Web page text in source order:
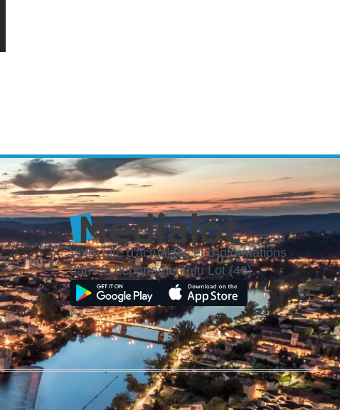
Votre site d'actualités et d'informations
dans le département du Lot (46).